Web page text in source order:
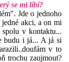
se mi líbí?
Jde o jednoho
akci, a on mi
v kontaktu...
budu i já... A já si
v to
trochu zaujmout?